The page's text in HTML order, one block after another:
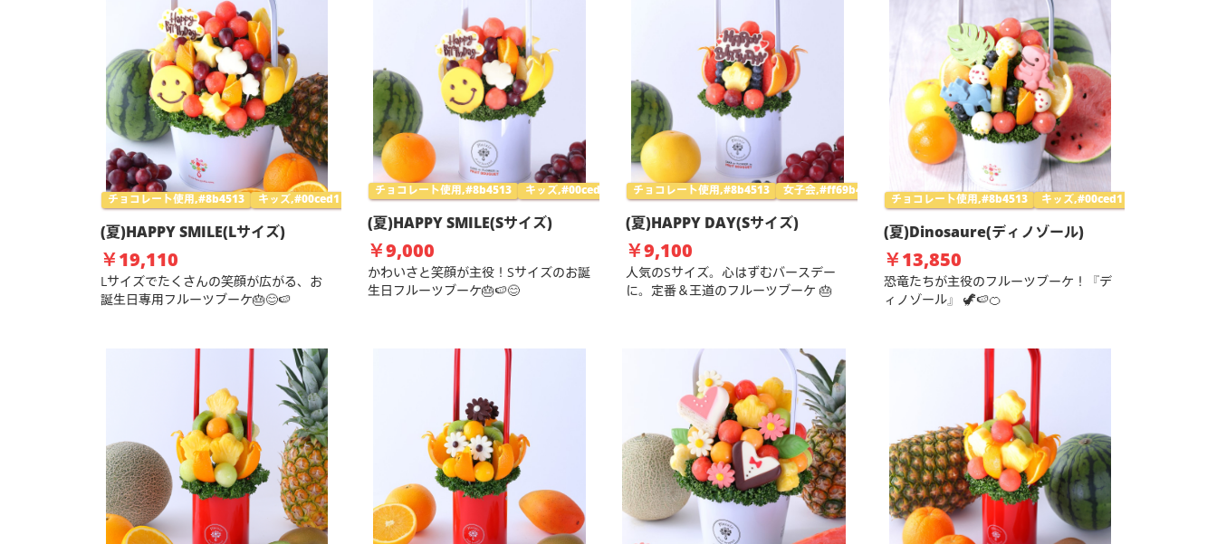
チョコレート使用,#8b4513 キッズ,#00ced1
(夏)HAPPY SMILE(Lサイズ)
￥19,110
Lサイズでたくさんの笑顔が広がる、お
誕生日専用フルーツブーケ🎂😊🍉
チョコレート使用,#8b4513 キッズ,#00ced1
(夏)HAPPY SMILE(Sサイズ)
￥9,000
かわいさと笑顔が主役！Sサイズのお誕
生日フルーツブーケ🎂🍉😊
チョコレート使用,#8b4513 女子会,#ff69b4
(夏)HAPPY DAY(Sサイズ)
￥9,100
人気のSサイズ。心はずむバースデー
に。定番＆王道のフルーツブーケ 🎂
チョコレート使用,#8b4513 キッズ,#00ced1
(夏)Dinosaure(ディノゾール)
￥13,850
恐竜たちが主役のフルーツブーケ！『デ
ィノゾール』 🦖🍉🍊